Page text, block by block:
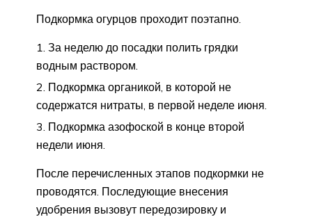
Подкормка огурцов проходит поэтапно.
За неделю до посадки полить грядки
водным раствором.
Подкормка органикой, в которой не
содержатся нитраты, в первой неделе июня.
Подкормка азофоской в конце второй
недели июня.
После перечисленных этапов подкормки не
проводятся. Последующие внесения
удобрения вызовут передозировку и